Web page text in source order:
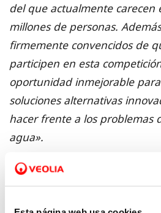
del que actualmente carecen
millones de personas.
firmemente convencidos de
participen en esta
oportunidad inmejorable
soluciones alternativas
hacer frente a los problemas
agua».
Alumnos y alumnas que